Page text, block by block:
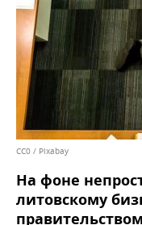
CC0 / Pixabay
На фоне
литовскому